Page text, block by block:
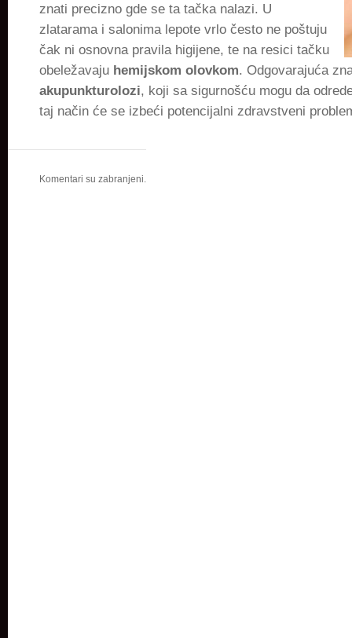
znati precizno gde se ta tačka nalazi. U
zlatarama i salonima lepote vrlo često ne poštuju
čak ni osnovna pravila higijene, te na resici tačku
obeležavaju hemijskom olovkom. Odgovarajuća
akupunkturolozi, koji sa sigurnošću mogu da
taj način će se izbeći potencijalni zdravstveni
Komentari su zabranjeni.